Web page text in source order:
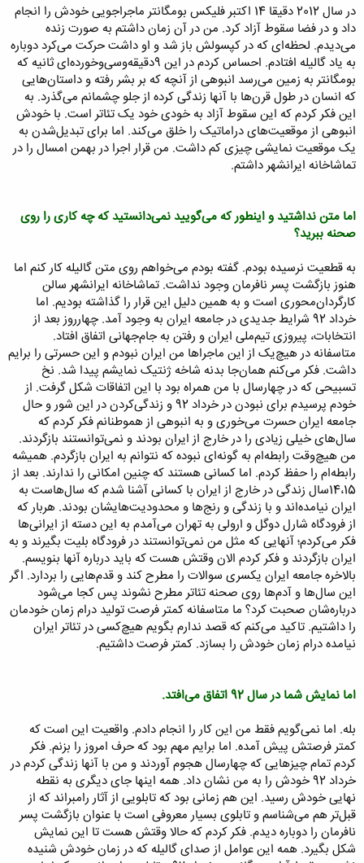
در سال 2012 دقیقا 14 اکتبر فلیکس بومگانتر ماجراجویی خودش را انجام
داد و در فضا سقوط آزاد کرد. من در آن زمان داشتم به صورت زنده
می‌دیدم. لحظه‌ای که در کپسولش باز شد و او داشت حرکت می‌کرد دوباره
به یاد گالیله افتادم. احساس کردم در این 9دقیقه‌وسی‌وخورده‌ای ثانیه که
بومگانتر به زمین می‌رسد انبوهی از آنچه که بر بشر رفته و داستان‌هایی
که انسان در طول قرن‌ها با آنها زندگی کرده از جلو چشمانم می‌گذرد. به
این فکر کردم که این سقوط آزاد به خودی خود یک تئاتر است. با خودش
انبوهی از موقعیت‌های دراماتیک را خلق می‌کند. اما برای تبدیل‌شدن به
یک موقعیت نمایشی چیزی کم داشت. من قرار اجرا در بهمن امسال را در
تماشاخانه ایرانشهر داشتم.
اما متن نداشتید و اینطور که می‌گویید نمی‌دانستید که چه کاری را روی
صحنه ببرید؟
به قطعیت نرسیده بودم. گفته بودم می‌خواهم روی متن گالیله کار کنم اما
هنوز بازگشت پسر نافرمان وجود نداشت. تماشاخانه ایرانشهر سالن
کارگردان‌محوری است و به همین دلیل این قرار را گذاشته بودیم. اما
خرداد 92 شرایط جدیدی در جامعه ایران به وجود آمد. چهارروز بعد از
انتخابات، پیروزی تیم‌ملی ایران و رفتن به جام‌جهانی اتفاق افتاد.
متاسفانه در هیچ‌یک از این ماجراها من ایران نبودم و این حسرتی را برایم
داشت. فکر می‌کنم همان‌جا بدنه شاخه ژنتیک نمایشم پیدا شد. نخ
تسبیحی که در چهارسال با من همراه بود با این اتفاقات شکل گرفت. از
خودم پرسیدم برای نبودن در خرداد 92 و زندگی‌کردن در این شور و حال
جامعه ایران حسرت می‌خوری و به انبوهی از هموطنانم فکر کردم که
سال‌های خیلی زیادی را در خارج از ایران بودند و نمی‌توانستند بازگردند.
من هیچ‌وقت رابطه‌ام به گونه‌ای نبوده که نتوانم به ایران بازگردم. همیشه
رابطه‌ام را حفظ کردم. اما کسانی هستند که چنین امکانی را ندارند. بعد از
14،15سال زندگی در خارج از ایران با کسانی آشنا شدم که سال‌هاست به
ایران نیامده‌اند و با زندگی و رنج‌ها و محدودیت‌هایشان بودند. هربار که
از فرودگاه شارل دوگل و ارولی به تهران می‌آمدم به این دسته از ایرانی‌ها
فکر می‌کردم؛ آنهایی که مثل من نمی‌توانستند در فرودگاه بلیت بگیرند و به
ایران بازگردند و فکر کردم الان وقتش هست که باید درباره آنها بنویسم.
بالاخره جامعه ایران یکسری سوالات را مطرح کند و قدم‌هایی را بردارد. اگر
این سال‌ها و آدم‌ها روی صحنه تئاتر مطرح نشوند پس کجا می‌شود
درباره‌شان صحبت کرد؟ ما متاسفانه کمتر فرصت تولید درام زمان خودمان
را داشتیم. تاکید می‌کنم که قصد ندارم بگویم هیچ‌کسی در تئاتر ایران
نیامده درام زمان خودش را بسازد. کمتر فرصت داشتیم.
اما نمایش شما در سال 92 اتفاق می‌افتد.
بله. اما نمی‌گویم فقط من این کار را انجام دادم. واقعیت این است که
کمتر فرصتش پیش آمده. اما برایم مهم بود که حرف امروز را بزنم. فکر
کردم تمام چیزهایی که چهارسال هجوم آوردند و من با آنها زندگی کردم در
خرداد 92 خودش را به من نشان داد. همه اینها جای دیگری به نقطه
نهایی خودش رسید. این هم زمانی بود که تابلویی از آثار رامبراند که از
قبل‌تر هم می‌شناسم و تابلوی بسیار معروفی است با عنوان بازگشت پسر
نافرمان را دوباره دیدم. فکر کردم که حالا وقتش هست تا این نمایش
شکل بگیرد. همه این عوامل از صدای گالیله که در زمان خودش شنیده